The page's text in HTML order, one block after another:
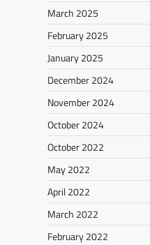
March 2025
February 2025
January 2025
December 2024
November 2024
October 2024
October 2022
May 2022
April 2022
March 2022
February 2022